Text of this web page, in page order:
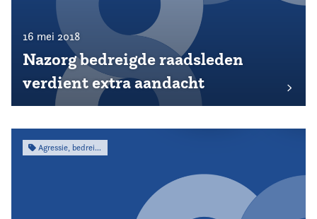
16 mei 2018
Nazorg bedreigde raadsleden
verdient extra aandacht
Agressie, bedreiging & intimidatie